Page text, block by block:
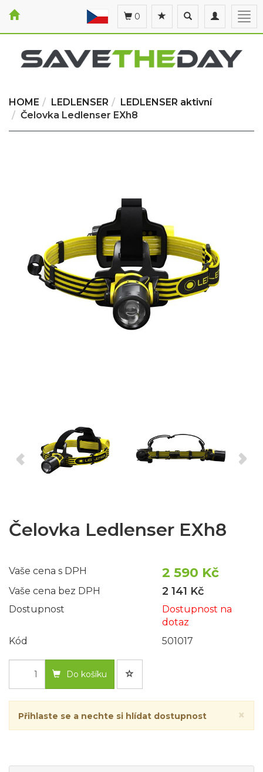
Toggle
navigation
Toggle
search
0
HOME LEDLENSER
LEDLENSER aktivní
Čelovka Ledlenser EXh8
Čelovka Ledlenser EXh8
Vaše cena s DPH 2 590 Kč
Vaše cena bez DPH 2 141 Kč
Dostupnost
Dostupnost na
dotaz
Kód
501017
Do košíku
×
Přihlaste se a nechte si hlídat dostupnost